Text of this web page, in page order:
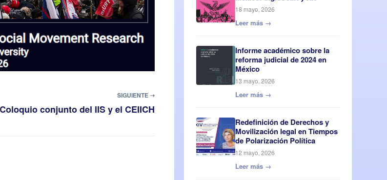
SIGUIENTE ➝
Coloquio conjunto del IIS y el CEIICH
18 mayo, 2026
Leer más →
Informe académico sobre la
reforma judicial de 2024 en
México
13 mayo, 2026
Leer más →
Redefinición de Derechos y
Movilización legal en Tiempos
de Polarización Política
12 mayo, 2026
Leer más →